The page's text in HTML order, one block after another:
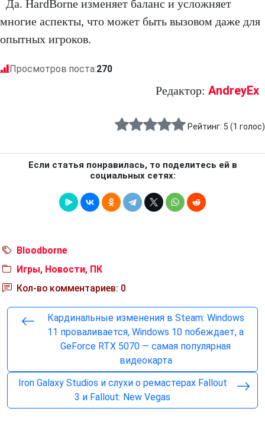
Да. HardBorne изменяет баланс и усложняет
многие аспекты, что может быть вызовом даже для
опытных игроков.
Просмотров поста:270
Редактор: AndreyEx
Рейтинг: 5 (1 голос)
Если статья понравилась, то поделитесь ей в
социальных сетях:
Bloodborne
Игры, Новости, ПК
Кол-во комментариев: 0
Кардинальные изменения в Steam: Windows
11 проваливается, Windows 10 побеждает, а
GeForce RTX 5070 — самая популярная
видеокарта
Iron Galaxy Studios и слухи о ремастерах Fallout
3 и Fallout: New Vegas